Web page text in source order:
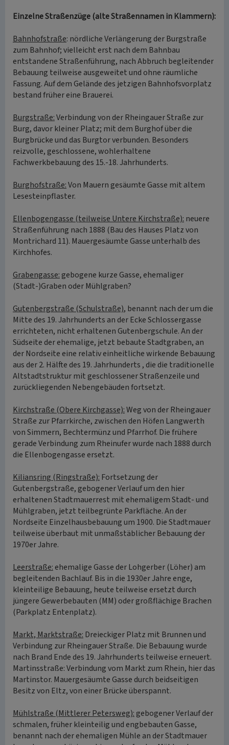
Einzelne Straßenzüge (alte Straßennamen in Klammern):
Bahnhofstraße: nördliche Verlängerung der Burgstraße
zum Bahnhof; vielleicht erst nach dem Bahnbau
entstandene Straßenführung, nach Abbruch begleitender
Bebauung teilweise ausgeweitet und ohne räumliche
Fassung. Auf dem Gelände des jetzigen Bahnhofsvorplatz
bestand früher eine Brauerei.
Burgstraße:Verbindung von der Rheingauer Straße zur
Burg, davor kleiner Platz; mit dem Burghof über die
Burgbrücke und das Burgtor verbunden. Besonders
reizvolle, geschlossene, wohlerhaltene
Fachwerkbebauung des 15.-18. Jahrhunderts.
Burghofstraße:Von Mauern gesäumte Gasse mit altem
Lesesteinpflaster.
Ellenbogengasse (teilweise Untere Kirchstraße): neuere
Straßenführung nach 1888 (Bau des Hauses Platz von
Montrichard 11). Mauergesäumte Gasse unterhalb des
Kirchhofes.
Grabengasse: gebogene kurze Gasse, ehemaliger
(Stadt-)Graben oder Mühlgraben?
Gutenbergstraße (Schulstraße), benannt nach der um die
Mitte des 19. Jahrhunderts an der Ecke Schlossergasse
errichteten, nicht erhaltenen Gutenbergschule. An der
Südseite der ehemalige, jetzt bebaute Stadtgraben, an
der Nordseite eine relativ einheitliche wirkende Bebauung
aus der 2. Hälfte des 19. Jahrhunderts , die die traditionelle
Altstadtstruktur mit geschlossener Straßenzeile und
zurückliegenden Nebengebäuden fortsetzt.
Kirchstraße (Obere Kirchgasse):Weg von der Rheingauer
Straße zur Pfarrkirche, zwischen den Höfen Langwerth
von Simmern, Bechtermünz und Pfarrhof. Die frühere
gerade Verbindung zum Rheinufer wurde nach 1888 durch
die Ellenbogengasse ersetzt.
Kiliansring (Ringstraße): Fortsetzung der
Gutenbergstraße, gebogener Verlauf um den hier
erhaltenen Stadtmauerrest mit ehemaligem Stadt- und
Mühlgraben, jetzt teilbegrünte Parkfläche. An der
Nordseite Einzelhausbebauung um 1900. Die Stadtmauer
teilweise überbaut mit unmaßstäblicher Bebauung der
1970er Jahre.
Leerstraße: ehemalige Gasse der Lohgerber (Löher) am
begleitenden Bachlauf. Bis in die 1930er Jahre enge,
kleinteilige Bebauung, heute teilweise ersetzt durch
jüngere Gewerbebauten (MM) oder großflächige Brachen
(Parkplatz Entenplatz).
Markt, Marktstraße: Dreieckiger Platz mit Brunnen und
Verbindung zur Rheingauer Straße. Die Bebauung wurde
nach Brand Ende des 19. Jahrhunderts teilweise erneuert.
Martinsstraße: Verbindung vom Markt zum Rhein, hier das
Martinstor. Mauergesäumte Gasse durch beidseitigen
Besitz von Eltz, von einer Brücke überspannt.
Mühlstraße (Mittlerer Petersweg): gebogener Verlauf der
schmalen, früher kleinteilig und engbebauten Gasse,
benannt nach der ehemaligen Mühle an der Stadtmauer